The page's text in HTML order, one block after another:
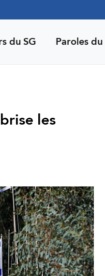
du SG Paroles
les